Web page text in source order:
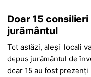
Doar 15
jurământul
Tot astăzi, aleșii locali
depus jurământul de
doar 15 au fost